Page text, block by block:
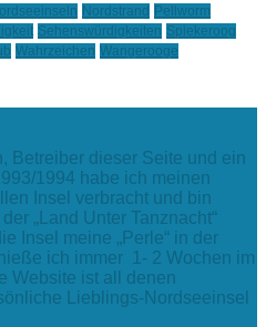
Nordstrand Pellworm
Sehenswürdigkeiten Spiekeroog
Wahrzeichen Wangerooge
Betreiber dieser Seite und ein
1994 habe ich meinen
Insel verbracht und bin
„Land Unter Tanznacht“
Insel meine „Perle“ in der
ich immer 1- 2 Wochen im
Website ist all denen
Lieblings-Nordseeinsel